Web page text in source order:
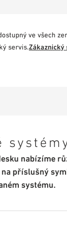
ve všech
servis.Zákaznický
nabízíme
příslušný
systému.